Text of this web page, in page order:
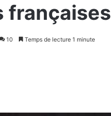
françaises
10 Temps de lecture 1 minute